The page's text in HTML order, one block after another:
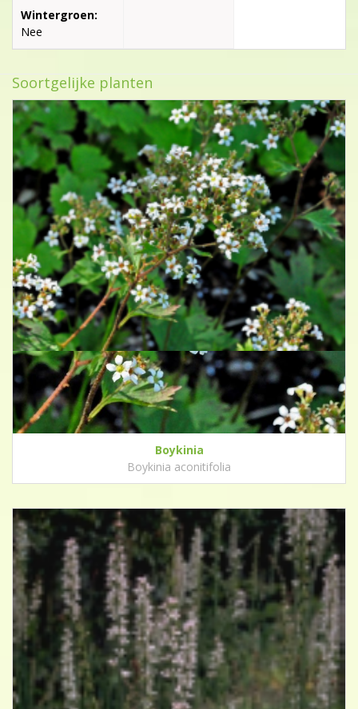
Wintergroen:
Nee
Soortgelijke planten
Boykinia
Boykinia aconitifolia